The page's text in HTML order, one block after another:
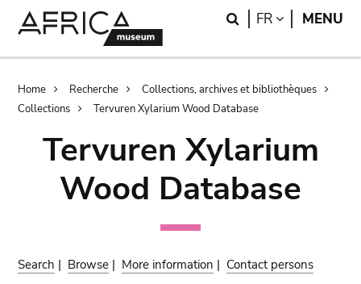
Search
FR LANGUAGE
MENU
Breadcrumb
Home Recherche
Collections, archives et bibliothèques
Collections
Tervuren Xylarium Wood Database
Tervuren Xylarium
Wood Database
Search | Browse | More information | Contact persons